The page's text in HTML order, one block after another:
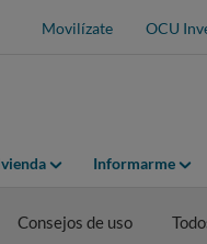
Movilízate OCU
Informarme
Consejos de uso